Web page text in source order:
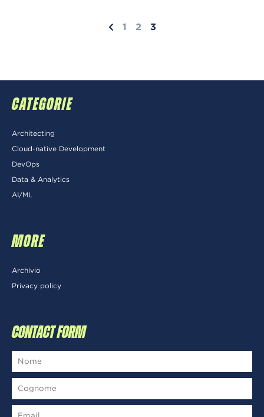
1 2 3
CATEGORIE
Architecting
Cloud-native Development
DevOps
Data & Analytics
AI/ML
MORE
Archivio
Privacy policy
CONTACT FORM